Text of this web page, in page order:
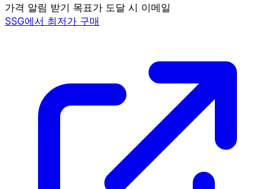
가격 알림 받기 목표가 도달 시 이메일
SSG에서 최저가 구매